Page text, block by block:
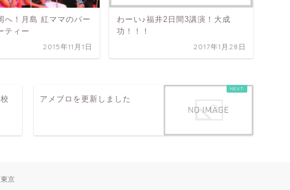
へ！月島 紅ママのバー
ティー
2015年11月1日
わーい♪福井2日間3講演！大成
功！！！
2017年1月28日
アメブロを更新しました
京